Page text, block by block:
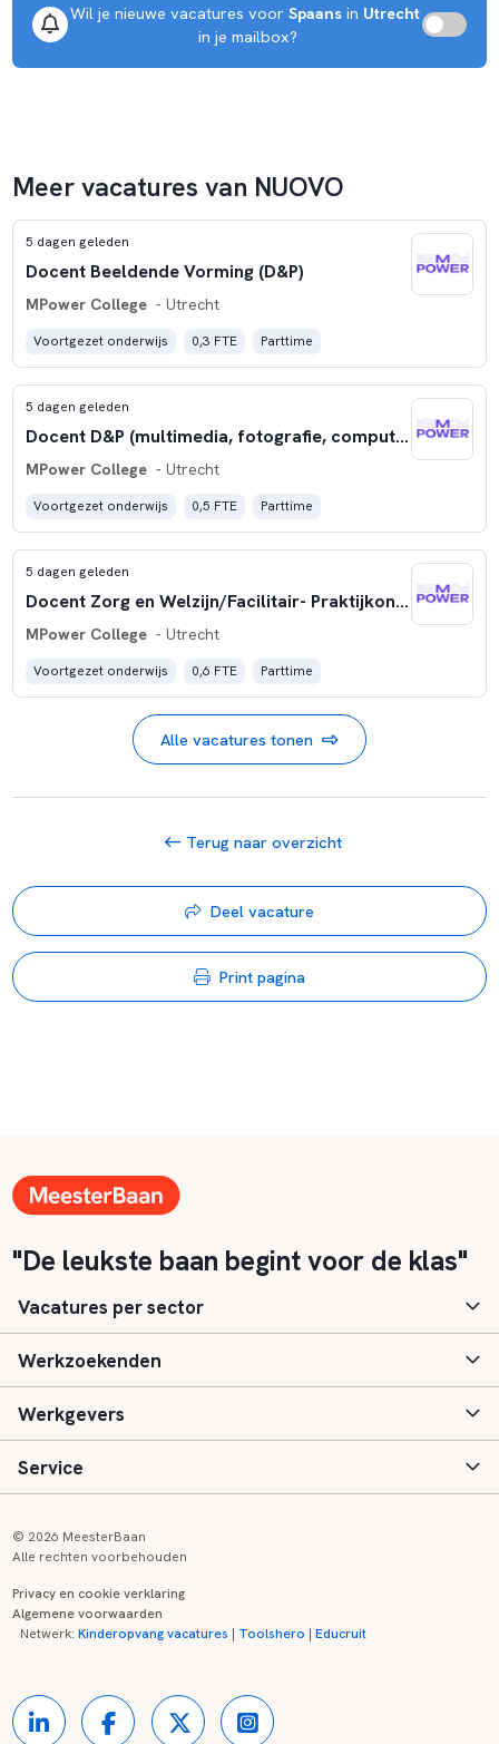
Wil je nieuwe vacatures voor Spaans in Utrecht
in je mailbox?
Meer vacatures van NUOVO
5 dagen geleden
Docent Beeldende Vorming (D&P)
MPower College - Utrecht
Voortgezet onderwijs 0,3 FTE Parttime
5 dagen geleden
Docent D&P (multimedia, fotografie, computervaardigheden)
MPower College - Utrecht
Voortgezet onderwijs 0,5 FTE Parttime
5 dagen geleden
Docent Zorg en Welzijn/Facilitair- Praktijkonderwijs
MPower College - Utrecht
Voortgezet onderwijs 0,6 FTE Parttime
Alle vacatures tonen
Terug naar overzicht
Deel vacature
Print pagina
"De leukste baan begint voor de klas"
Vacatures per sector
Basisonderwijs
Speciaal (basis) onderwijs
Voortgezet onderwijs
Kinderopvang
Werkzoekenden
Aanmelden
Vacatures
Zij-instroom informatie
Onderwijsregio's
Werkgevers
Inloggen
Registreren
Contact
Service
Onderwijs links
Partners
© 2026 MeesterBaan
Alle rechten voorbehouden
Privacy en cookie verklaring
Algemene voorwaarden
Netwerk:Kinderopvang vacatures | Toolshero |Educruit